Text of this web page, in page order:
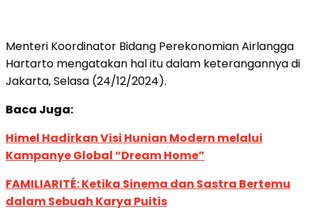
Menteri Koordinator Bidang Perekonomian Airlangga
Hartarto mengatakan hal itu dalam keterangannya di
Jakarta, Selasa (24/12/2024).
Baca Juga:
Himel Hadirkan Visi Hunian Modern melalui
Kampanye Global “Dream Home”
FAMILIARITÉ: Ketika Sinema dan Sastra Bertemu
dalam Sebuah Karya Puitis